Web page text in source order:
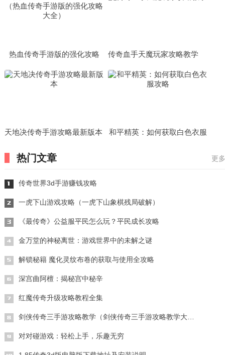
热血传奇手游版的强化攻略
大全）
传奇血手天魔玩家攻略教学
天地决传奇手游攻略最新版本
和平精英：如何获取白色衣服
热门文章 更
传奇世界3d手游赚钱攻略
一虎下山游戏攻略（一虎下山象棋残局破解）
《最传奇》公益服平民怎么玩？平民成长攻略
金万堂的神秘离世：游戏世界中的未解之谜
解锁秘籍 魔化灵纹布卷的获取与使用全攻略
深宫曲阿檀：揭秘宫中秘辛
红魔传奇升级攻略教程全集
剑侠传奇三手游攻略教学（剑侠传奇三手游攻略教学大全）
对对碰游戏：轻松上手，乐趣无穷